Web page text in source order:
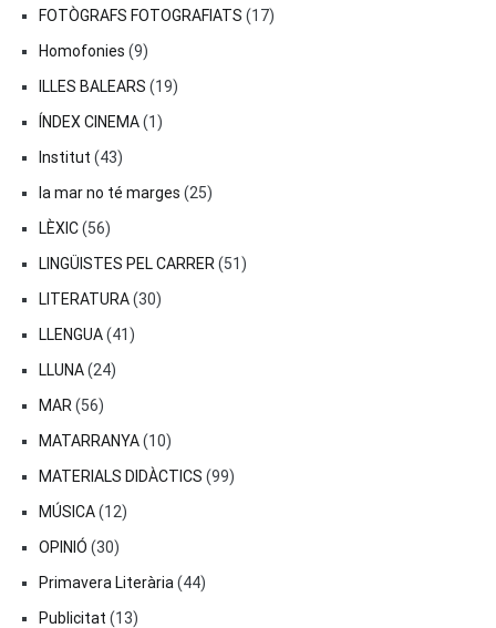
FOTÒGRAFS FOTOGRAFIATS (17)
Homofonies (9)
ILLES BALEARS (19)
ÍNDEX CINEMA(1)
Institut (43)
la mar no té marges (25)
LÈXIC(56)
LINGÜISTES PEL CARRER (51)
LITERATURA(30)
LLENGUA(41)
LLUNA(24)
MAR (56)
MATARRANYA(10)
MATERIALS DIDÀCTICS (99)
MÚSICA(12)
OPINIÓ (30)
Primavera Literària (44)
Publicitat (13)